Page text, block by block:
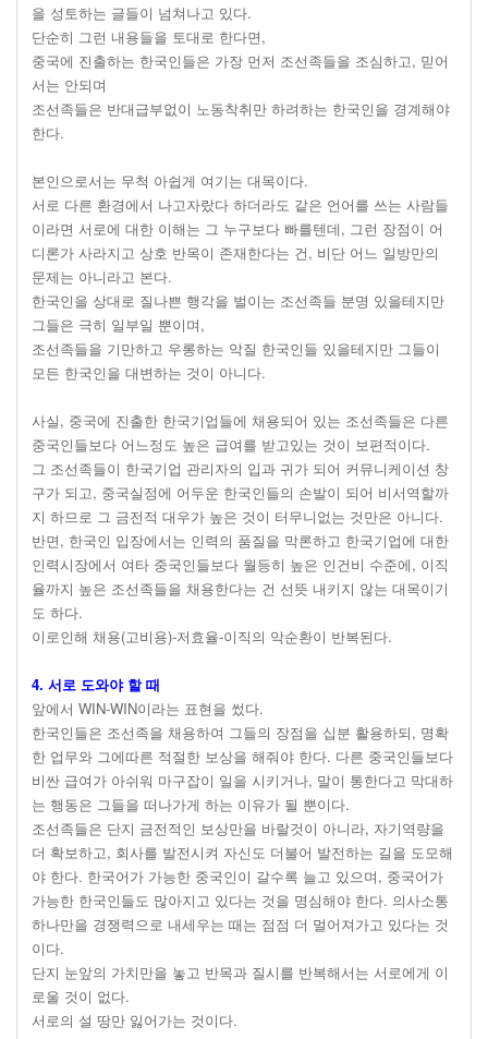
을 성토하는 글들이 넘쳐나고 있다.
단순히 그런 내용들을 토대로 한다면,
중국에 진출하는 한국인들은 가장 먼저 조선족들을 조심하고, 믿어
서는 안되며
조선족들은 반대급부없이 노동착취만 하려하는 한국인을 경계해야
한다.
본인으로서는 무척 아쉽게 여기는 대목이다.
서로 다른 환경에서 나고자랐다 하더라도 같은 언어를 쓰는 사람들
이라면 서로에 대한 이해는 그 누구보다 빠를텐데, 그런 장점이 어
디론가 사라지고 상호 반목이 존재한다는 건, 비단 어느 일방만의
문제는 아니라고 본다.
한국인을 상대로 질나쁜 행각을 벌이는 조선족들 분명 있을테지만
그들은 극히 일부일 뿐이며,
조선족들을 기만하고 우롱하는 악질 한국인들 있을테지만 그들이
모든 한국인을 대변하는 것이 아니다.
사실, 중국에 진출한 한국기업들에 채용되어 있는 조선족들은 다른
중국인들보다 어느정도 높은 급여를 받고있는 것이 보편적이다.
그 조선족들이 한국기업 관리자의 입과 귀가 되어 커뮤니케이션 창
구가 되고, 중국실정에 어두운 한국인들의 손발이 되어 비서역할까
지 하므로 그 금전적 대우가 높은 것이 터무니없는 것만은 아니다.
반면, 한국인 입장에서는 인력의 품질을 막론하고 한국기업에 대한
인력시장에서 여타 중국인들보다 월등히 높은 인건비 수준에, 이직
율까지 높은 조선족들을 채용한다는 건 선뜻 내키지 않는 대목이기
도 하다.
이로인해 채용(고비용)-저효율-이직의 악순환이 반복된다.
4. 서로 도와야 할 때
앞에서 WIN-WIN이라는 표현을 썼다.
한국인들은 조선족을 채용하여 그들의 장점을 십분 활용하되, 명확
한 업무와 그에따른 적절한 보상을 해줘야 한다. 다른 중국인들보다
비싼 급여가 아쉬워 마구잡이 일을 시키거나, 말이 통한다고 막대하
는 행동은 그들을 떠나가게 하는 이유가 될 뿐이다.
조선족들은 단지 금전적인 보상만을 바랄것이 아니라, 자기역량을
더 확보하고, 회사를 발전시켜 자신도 더불어 발전하는 길을 도모해
야 한다. 한국어가 가능한 중국인이 갈수록 늘고 있으며, 중국어가
가능한 한국인들도 많아지고 있다는 것을 명심해야 한다. 의사소통
하나만을 경쟁력으로 내세우는 때는 점점 더 멀어져가고 있다는 것
이다.
단지 눈앞의 가치만을 놓고 반목과 질시를 반복해서는 서로에게 이
로울 것이 없다.
서로의 설 땅만 잃어가는 것이다.